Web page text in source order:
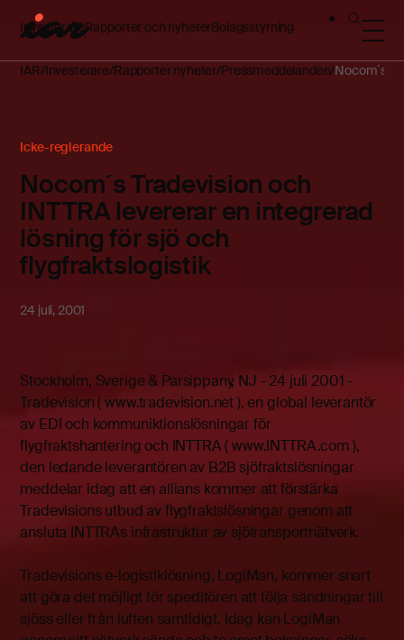
InvesterareRapporter och nyheterBolagsstyrning
IAR Investerare Rapporter nyheter Pressmeddelanden Nocom´s
Icke-reglerande
Nocom´s Tradevision och
INTTRA levererar en integrerad
lösning för sjö och
flygfraktslogistik
24 juli, 2001
Stockholm, Sverige & Parsippany, NJ - 24 juli 2001 -
Tradevision ( www.tradevision.net ), en global leverantör
av EDI och kommuniktionslösningar för
flygfraktshantering och INTTRA ( www.INTTRA.com ),
den ledande leverantören av B2B sjöfraktslösningar
meddelar idag att en allians kommer att förstärka
Tradevisions utbud av flygfraktslösningar genom att
ansluta INTTRAs infrastruktur av sjötransportnätverk.
Tradevisions e-logistiklösning, LogiMan, kommer snart
att göra det möjligt för speditören att följa sändningar till
sjöss eller från luften samtidigt. Idag kan LogiMan